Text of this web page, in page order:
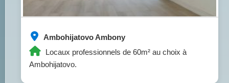
Ambohijatovo Ambony
Locaux professionnels de 60m² au choix à
Ambohijatovo.